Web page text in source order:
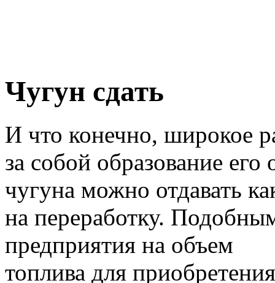
Чугун сдать
И что конечно, широкое
за собой образование его
чугуна можно отдавать
на переработку.
предприятия на объем
топлива для